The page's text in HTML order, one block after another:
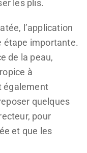
les plis.
l’application
étape importante.
de la peau,
à
également
quelques
pour
et que les